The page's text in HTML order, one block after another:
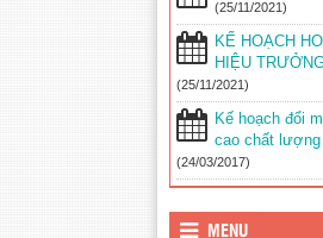
Thuận(05/09/2023)
Thư của Chủ
Thưởng gửi ngành
khai giảng năm học
2024 (04/09/2023)
Phối hợp với
bàn huyện Vĩnh
thu hộ học phí(30/
Vĩnh Thuận sẵn
(25/11/2021)
KẾ HOẠCH
HIỆU
(25/11/2021)
Kế hoạch đổi
cao chất
(24/03/2017)
MENU